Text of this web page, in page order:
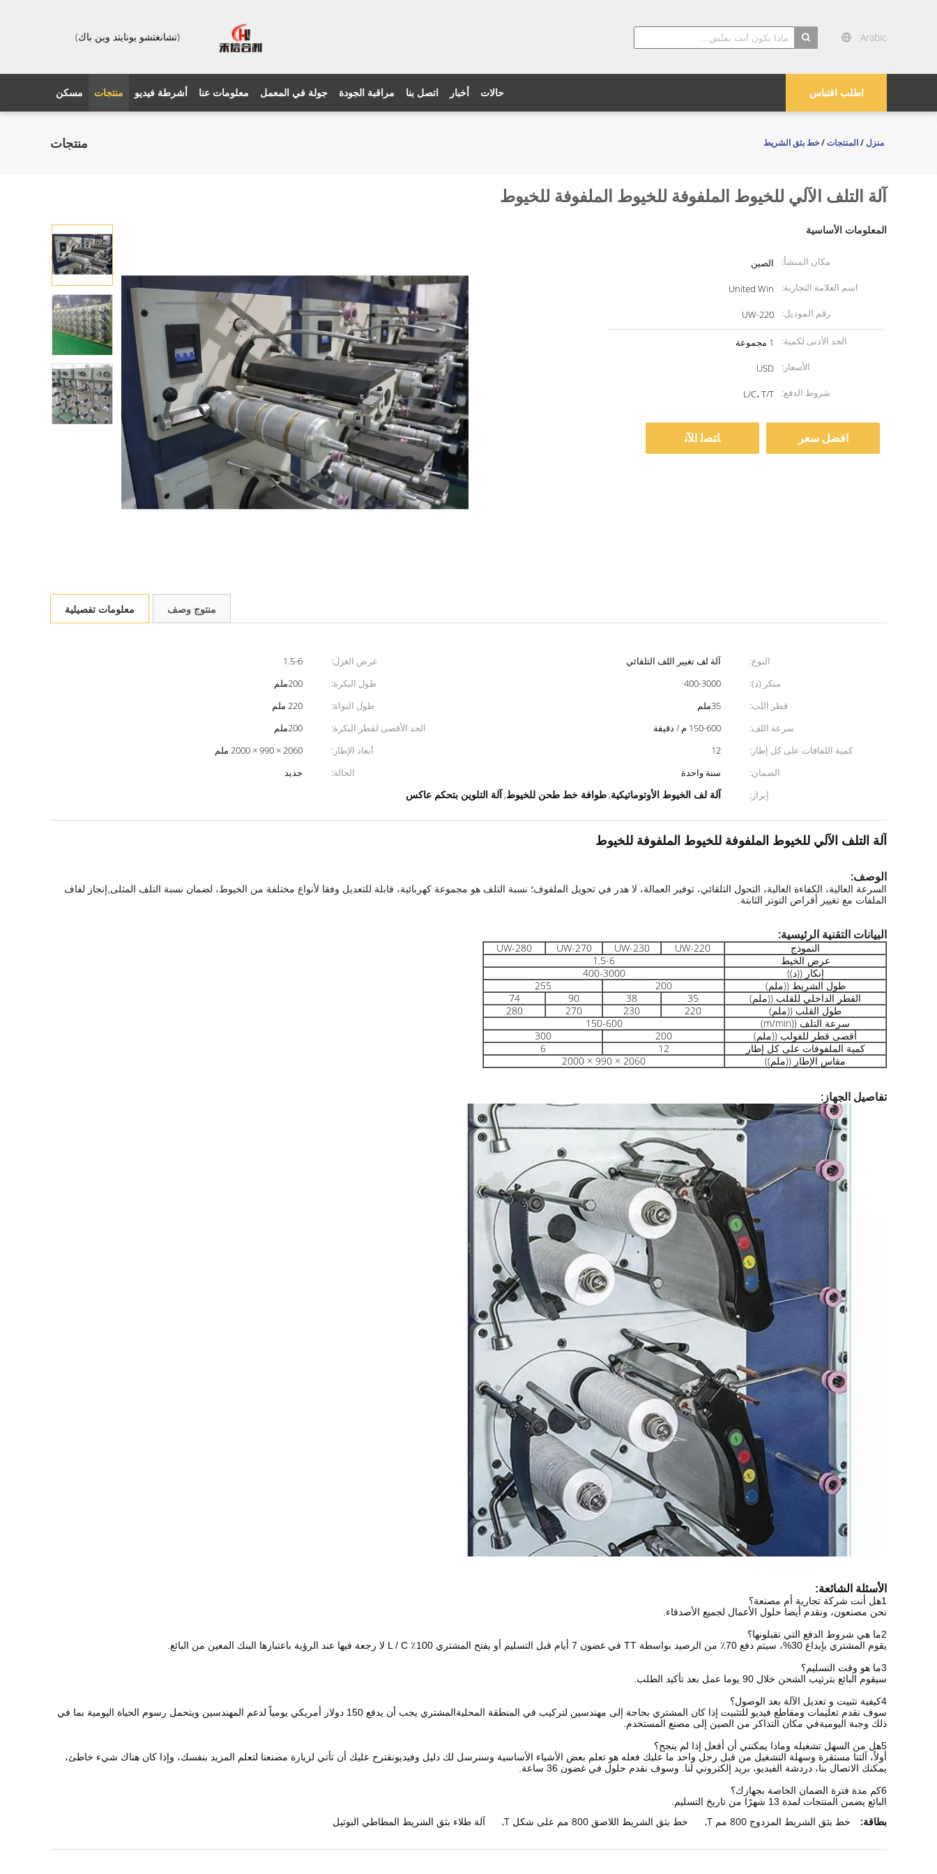
(تشانغتشو يونايتد وين باك)
Arabic
اطلب اقتباس مسكن منتجات أشرطة فيديو معلومات عنا جولة في المعمل مراقبة الجودة اتصل بنا أخبار حالات
منتجات منزل/المنتجات/خط بثق الشريط
آلة التلف الآلي للخيوط الملفوفة للخيوط الملفوفة للخيوط
المعلومات الأساسية
مكان المنشأ:
الصين
اسم العلامة التجارية:
United Win
رقم الموديل:
UW-220
الحد الأدنى لكمية:
1 مجموعة
الأسعار:
USD
شروط الدفع:
L/C، T/T
افضل سعر ﺎﺘﺼﻟ ﺍﻶﻧ
معلومات تفصيلية منتوج وصف
النوع: آلة لف تغيير اللف التلقائي عرض الغزل:
1.5-6
منكر (د):
400-3000 طول البكرة:
200ملم
قطر اللب:
35ملم طول النواة:
220 ملم
سرعة اللف:
150-600 م / دقيقة الحد الأقصى لقطر البكرة:
200ملم
كمية اللفافات على كل إطار:
12 أبعاد الإطار:
2060 × 990 × 2000 ملم
الضمان:
سنة واحدة الحالة:
جديد
إبراز:
آلة لف الخيوط الأوتوماتيكية, طوافة خط طحن للخيوط, آلة التلوين بتحكم عاكس
آلة التلف الآلي للخيوط الملفوفة للخيوط الملفوفة للخيوط
الوصف:
السرعة العالية، الكفاءة العالية، التحول التلقائي، توفير العمالة، لا هدر في تحويل الملفوف؛ نسبة التلف هو مجموعة كهربائية، قابلة للتعديل وفقا لأنواع مختلفة من الخيوط، لضمان نسبة التلف المثلى,إنجاز لفاف
الملفات مع تغيير أقراص التوتر الثابتة.
البيانات التقنية الرئيسية:
النموذج UW-220
UW-230
UW-270
UW-280
عرض الخيط
1.5-6
إنكار ((د))
400-3000
طول الشريط ((ملم)
200
255
القطر الداخلي للقلب ((ملم)
35
38
90
74
طول القلب ((ملم)
220
230
270
280
سرعة التلف ((m/min)
150-600
أقصى قطر للفولب ((ملم)
200
300
كمية الملفوفات على كل إطار
12
6
مقاس الإطار ((ملم))
2060 × 990 × 2000
تفاصيل الجهاز:
الأسئلة الشائعة:
1هل أنت شركة تجارية أم مصنعة؟
نحن مصنعون، ونقدم أيضا حلول الأعمال لجميع الأصدقاء.
2ما هي شروط الدفع التي تقبلونها؟
يقوم المشتري بإيداع 30%، سيتم دفع 70٪ من الرصيد بواسطة TT في غضون 7 أيام قبل التسليم أو يفتح المشتري 100٪ L / C لا رجعة فيها عند الرؤية باعتبارها البنك المعين من البائع.
3ما هو وقت التسليم؟
سيقوم البائع بترتيب الشحن خلال 90 يوما عمل بعد تأكيد الطلب.
4كيفية تثبيت و تعديل الآلة بعد الوصول؟
سوف نقدم تعليمات ومقاطع فيديو للتثبيت إذا كان المشتري بحاجة إلى مهندسين لتركيب في المنطقة المحليةالمشتري يجب أن يدفع 150 دولار أمريكي يومياً لدعم المهندسين ويتحمل رسوم الحياة اليومية بما في
ذلك وجبة اليوميةفي مكان التذاكر من الصين إلى مصنع المستخدم.
5هل من السهل تشغيله وماذا يمكنني أن أفعل إذا لم ينجح؟
أولاً، آلتنا مستقرة وسهلة التشغيل من قبل رجل واحد ما عليك فعله هو تعلم بعض الأشياء الأساسية وسنرسل لك دليل وفيديونقترح عليك أن تأتي لزيارة مصنعنا لتعلم المزيد بنفسك، وإذا كان هناك شيء خاطئ،
يمكنك الاتصال بنا، دردشة الفيديو، بريد إلكتروني لنا. وسوف نقدم حلول في غضون 36 ساعة.
6كم مدة فترة الضمان الخاصة بجهازك؟
البائع يضمن المنتجات لمدة 13 شهرًا من تاريخ التسليم.
بطاقة: خط بثق الشريط المزدوج 800 مم T , خط بثق الشريط اللاصق 800 مم على شكل T , آلة طلاء بثق الشريط المطاطي البوتيل